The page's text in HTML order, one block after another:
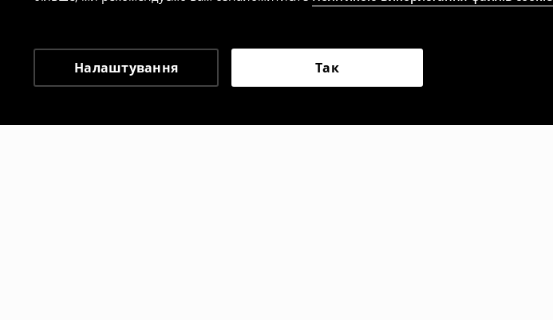
Налаштування Так